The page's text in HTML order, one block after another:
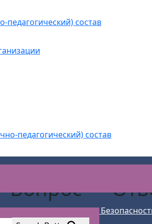
педагогический) состав
педагогический) состав
Вопрос —
АС